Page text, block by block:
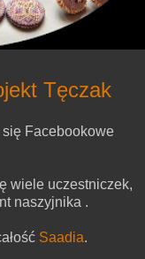
Tęczak
Facebookowe
wiele uczestniczek,
naszyjnika .
Saadia.